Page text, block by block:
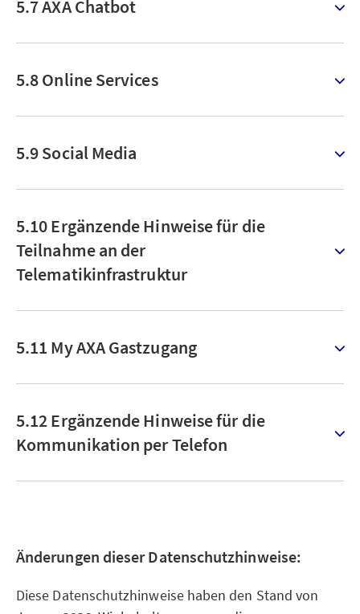
5.7 AXA Chatbot
5.8 Online Services
5.9 Social Media
5.10 Ergänzende Hinweise für die
Teilnahme an der
Telematikinfrastruktur
5.11 My AXA Gastzugang
5.12 Ergänzende Hinweise für die
Kommunikation per Telefon
Änderungen dieser Datenschutzhinweise:
Diese Datenschutzhinweise haben den Stand von